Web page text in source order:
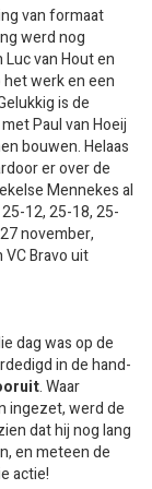
van formaat
werd nog
van Hout en
werk en een
is de
Paul van Hoeij
bouwen. Helaas
er over de
Mennekes al
12, 25-18, 25-
november,
Bravo uit
dag was op de
in de hand-
. Waar
ingezet, werd de
dat hij nog lang
en meteen de
actie!